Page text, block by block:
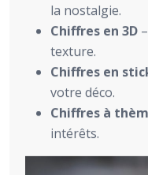
la nostalgie.
Chiffres en 3D
texture.
Chiffres en
votre déco.
Chiffres à
intérêts.